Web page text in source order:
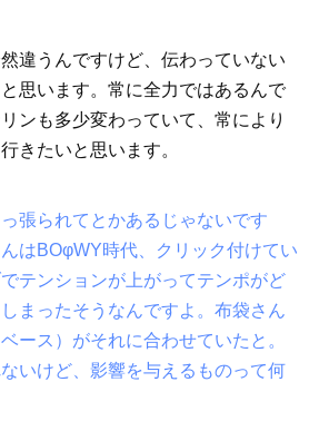
違うんですけど、伝わっていない
思います。常に全力ではあるんで
ンも多少変わっていて、常により
きたいと思います。
張られてとかあるじゃないです
はBOφWY時代、クリック付けてい
テンションが上がってテンポがど
まったそうなんですよ。布袋さん
ース）がそれに合わせていたと。
いけど、影響を与えるものって何